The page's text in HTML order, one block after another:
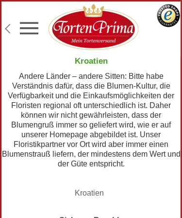
Konditor-Qualität
Torten mit Wunschtext
Lieferung an Wunschadresse
Kroatien
Andere Länder – andere Sitten: Bitte habe
Verständnis dafür, dass die Blumen-Kultur, die
Verfügbarkeit und die Einkaufsmöglichkeiten der
Floristen regional oft unterschiedlich ist. Daher
können wir nicht gewährleisten, dass der
Blumengruß immer so geliefert wird, wie er auf
unserer Homepage abgebildet ist. Unser
Floristikpartner vor Ort wird aber immer einen
Blumenstrauß liefern, der mindestens dem Wert und
der Güte entspricht.
Kroatien